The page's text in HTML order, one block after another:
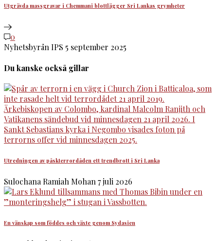
Utgrävda massgravar i Chemmani blottlägger Sri Lankas grymheter
0
Nyhetsbyrån IPS 5 september 2025
Du kanske också gillar
Utredningen av påskterrordåden ett trendbrott i Sri Lanka
Sulochana Ramiah Mohan 7 juli 2026
En vänskap som föddes och växte genom Sydasien